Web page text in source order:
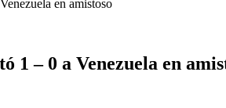
en amistoso
1 – 0 a Venezuela en